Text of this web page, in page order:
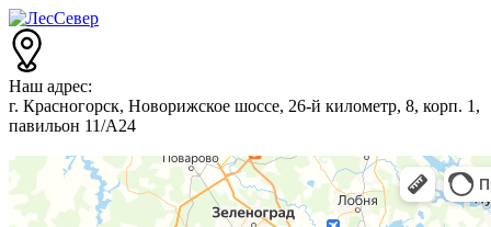
Наш адрес:
г. Красногорск, Новорижское шоссе, 26-й километр, 8, корп. 1,
павильон 11/А24